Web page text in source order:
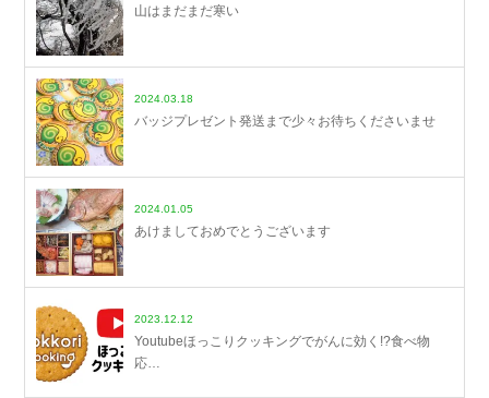
山はまだまだ寒い
2024.03.18
バッジプレゼント発送まで少々お待ちくださいませ
2024.01.05
あけましておめでとうございます
2023.12.12
Youtubeほっこりクッキングでがんに効く!?食べ物
応…